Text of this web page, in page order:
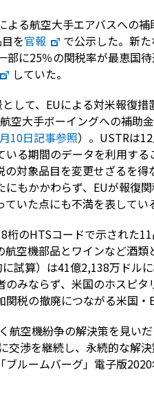
る航空大手エアバスへの
を官報
で公示した。新
に25％の関税率が最恵国
していた。
して、EUによる対米報復
空大手ボーイングへの補助
10日記事参照）。USTRは
る期間のデータを利用す
対象品目を変更せざるを
もかかわらず、EUが報復
いた点にも不満を表してい
のHTSコードで示された
空機部品とワインなど酒
試算）は41億2,138万ドル
のみならず、米国のホスピ
税の撤廃につながる米国・
航空機紛争の解決策を見い
交渉を継続し、永続的な解
ルームバーグ」電子版2020